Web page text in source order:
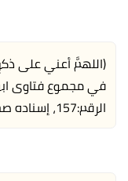
(اللهمَّ أعني على
في مجموع فتاوى
الرقم:157، إسناده صحيح.]